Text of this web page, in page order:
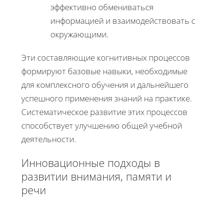
эффективно обмениваться
информацией и взаимодействовать с
окружающими.
Эти составляющие когнитивных процессов
формируют базовые навыки, необходимые
для комплексного обучения и дальнейшего
успешного применения знаний на практике.
Систематическое развитие этих процессов
способствует улучшению общей учебной
деятельности.
Инновационные подходы в
развитии внимания, памяти и
речи